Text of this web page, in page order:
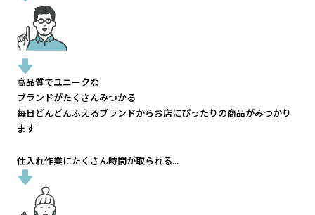
高品質でユニークな
ブランドがたくさんみつかる
毎日どんどんふえるブランドからお店にぴったりの商品がみつかり
ます
仕入れ作業にたくさん時間が取られる...